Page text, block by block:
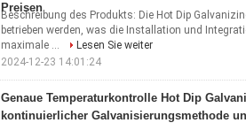
Preisen
Beschreibung des Produkts: Die Hot Dip
betrieben werden, was die Installation und
maximale ...
Lesen Sie weiter
2024-12-23 14:01:24
Genaue Temperaturkontrolle Hot Dip
kontinuierlicher Galvanisierungsmethode